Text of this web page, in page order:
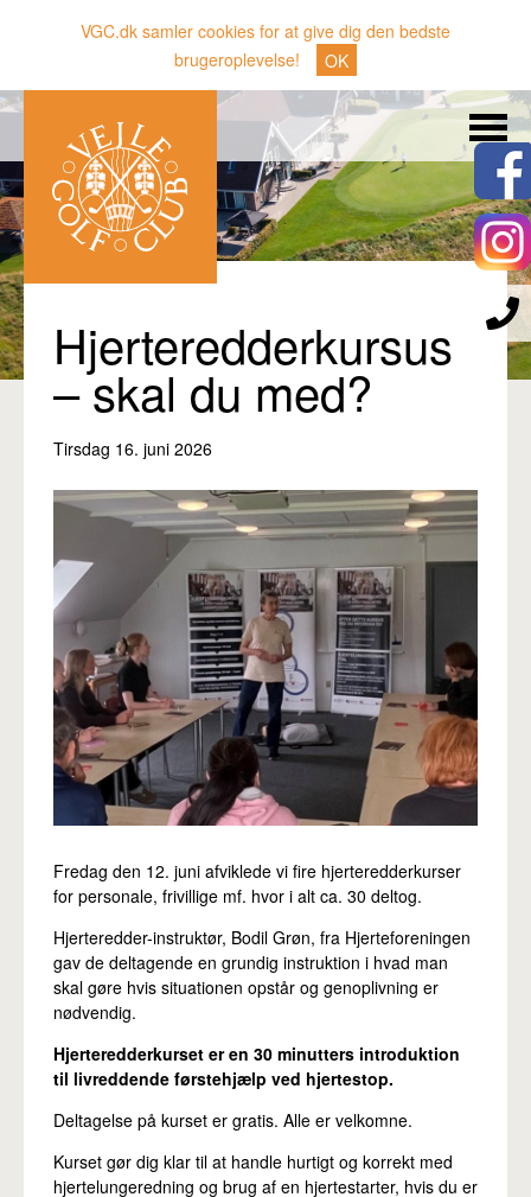
VGC.dk samler cookies for at give dig den bedste
brugeroplevelse!
OK
Nyheder
Klubben
Gæster
Sporten
Erhverv
Den lille Kok
Pro
Hjerteredderkursus
– skal du med?
Tirsdag 16. juni 2026
Fredag den 12. juni afviklede vi fire hjerteredderkurser
for personale, frivillige mf. hvor i alt ca. 30 deltog.
Hjerteredder-instruktør, Bodil Grøn, fra Hjerteforeningen
gav de deltagende en grundig instruktion i hvad man
skal gøre hvis situationen opstår og genoplivning er
nødvendig.
Hjerteredderkurset er en 30 minutters introduktion
til livreddende førstehjælp ved hjertestop.
Deltagelse på kurset er gratis. Alle er velkomne.
Kurset gør dig klar til at handle hurtigt og korrekt med
hjertelungeredning og brug af en hjertestarter, hvis du er